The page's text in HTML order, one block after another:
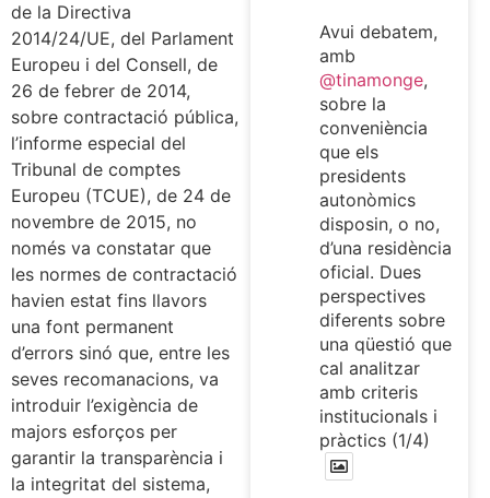
de la Directiva
2014/24/UE, del Parlament
Europeu i del Consell, de
26 de febrer de 2014,
sobre contractació pública,
l’informe especial del
Tribunal de comptes
Europeu (TCUE), de 24 de
novembre de 2015, no
només va constatar que
les normes de contractació
havien estat fins llavors
una font permanent
d’errors sinó que, entre les
seves recomanacions, va
introduir l’exigència de
majors esforços per
garantir la transparència i
la integritat del sistema,
Avui debatem,
amb
@tinamonge,
sobre la
conveniència
que els
presidents
autonòmics
disposin, o no,
d’una residència
oficial. Dues
perspectives
diferents sobre
una qüestió que
cal analitzar
amb criteris
institucionals i
pràctics (1/4)